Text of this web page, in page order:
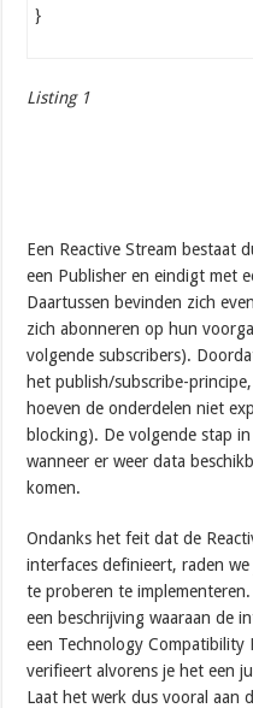
}
Listing 1
Een Reactive Stream bestaat
een Publisher en eindigt met
Daartussen bevinden zich
zich abonneren op hun
volgende subscribers).
het publish/subscribe-
hoeven de onderdelen niet
blocking). De volgende stap
wanneer er weer data
komen.
Ondanks het feit dat de
interfaces definieert, raden
te proberen te
een beschrijving waaraan de
een Technology Compatibility
verifieert alvorens je het een
Laat het werk dus vooral aan